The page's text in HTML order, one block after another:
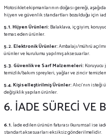
Motosiklet ekipmanlarının doğası gereği,
hijyen ve güvenlik standartları bozulduğu için
5.1. Hijyen Ürünleri: Balaklava, iç giyim,
temas eden ürünler.
5.2. Elektronik Ürünler:Ambalajı/mührü
ürünler ve kurulumu yapılmış aksesuarlar.
5.3. Güvenlik ve Sarf Malzemeleri: Koruyucu
temizlik/bakım spreyleri, yağlar ve zincir
5.4. Kişiselleştirilmiş Ürünler:Alıcı'nın
değişiklik yapılan ürünler.
6. İADE SÜRECİ VE
6.1. İade edilen ürünün faturası (kurumsal ise
standart aksesuarları eksiksiz gönderilmelidir.